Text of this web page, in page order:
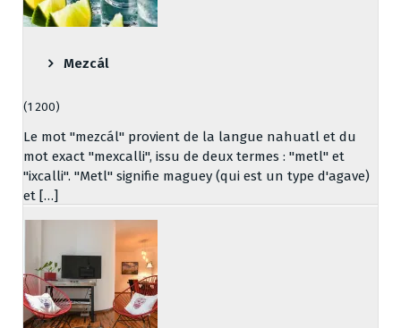
Mezcál
(1 200)
Le mot "mezcál" provient de la langue nahuatl et du
mot exact "mexcalli", issu de deux termes : "metl" et
"ixcalli". "Metl" signifie maguey (qui est un type d'agave)
et […]